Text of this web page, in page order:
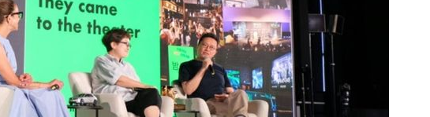
4
'압수수색·성접대 의혹' 송두
대한민국 축구판
5
"약만으론 한계"…당뇨병 '시
과학자의 도전 [내일의 닥터]